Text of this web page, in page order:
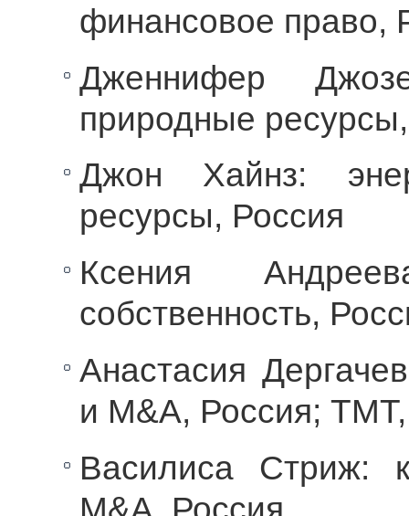
финансовое право,
Дженнифер
природные
Джон Хайнз:
ресурсы, Россия
Ксения
собственность,
Анастасия
и M&A, Россия;
Василиса Стриж: